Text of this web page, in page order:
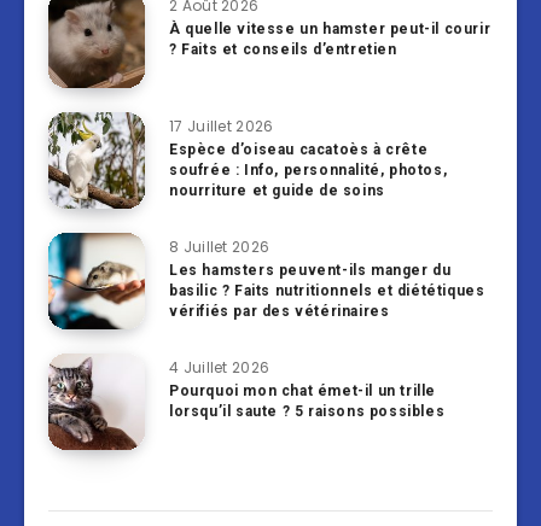
2 Août 2026
À quelle vitesse un hamster peut-il courir
? Faits et conseils d’entretien
17 Juillet 2026
Espèce d’oiseau cacatoès à crête
soufrée : Info, personnalité, photos,
nourriture et guide de soins
8 Juillet 2026
Les hamsters peuvent-ils manger du
basilic ? Faits nutritionnels et diététiques
vérifiés par des vétérinaires
4 Juillet 2026
Pourquoi mon chat émet-il un trille
lorsqu’il saute ? 5 raisons possibles